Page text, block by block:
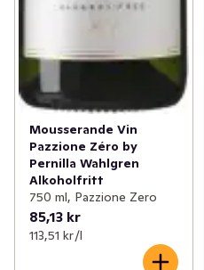
Mousserande Vin
Pazzione Zéro by
Pernilla Wahlgren
Alkoholfritt
750 ml, Pazzione Zero
85,13 kr
113,51 kr /l